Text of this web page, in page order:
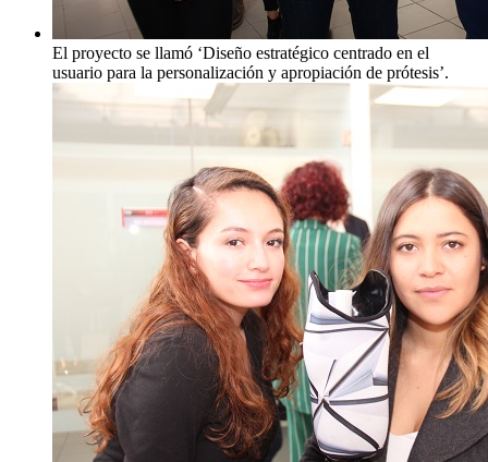
El proyecto se llamó ‘Diseño estratégico centrado en el
usuario para la personalización y apropiación de prótesis’.